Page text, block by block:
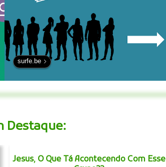
surfe.be
Destaque:
Jesus, O Que Tá Acontecendo Com Esse